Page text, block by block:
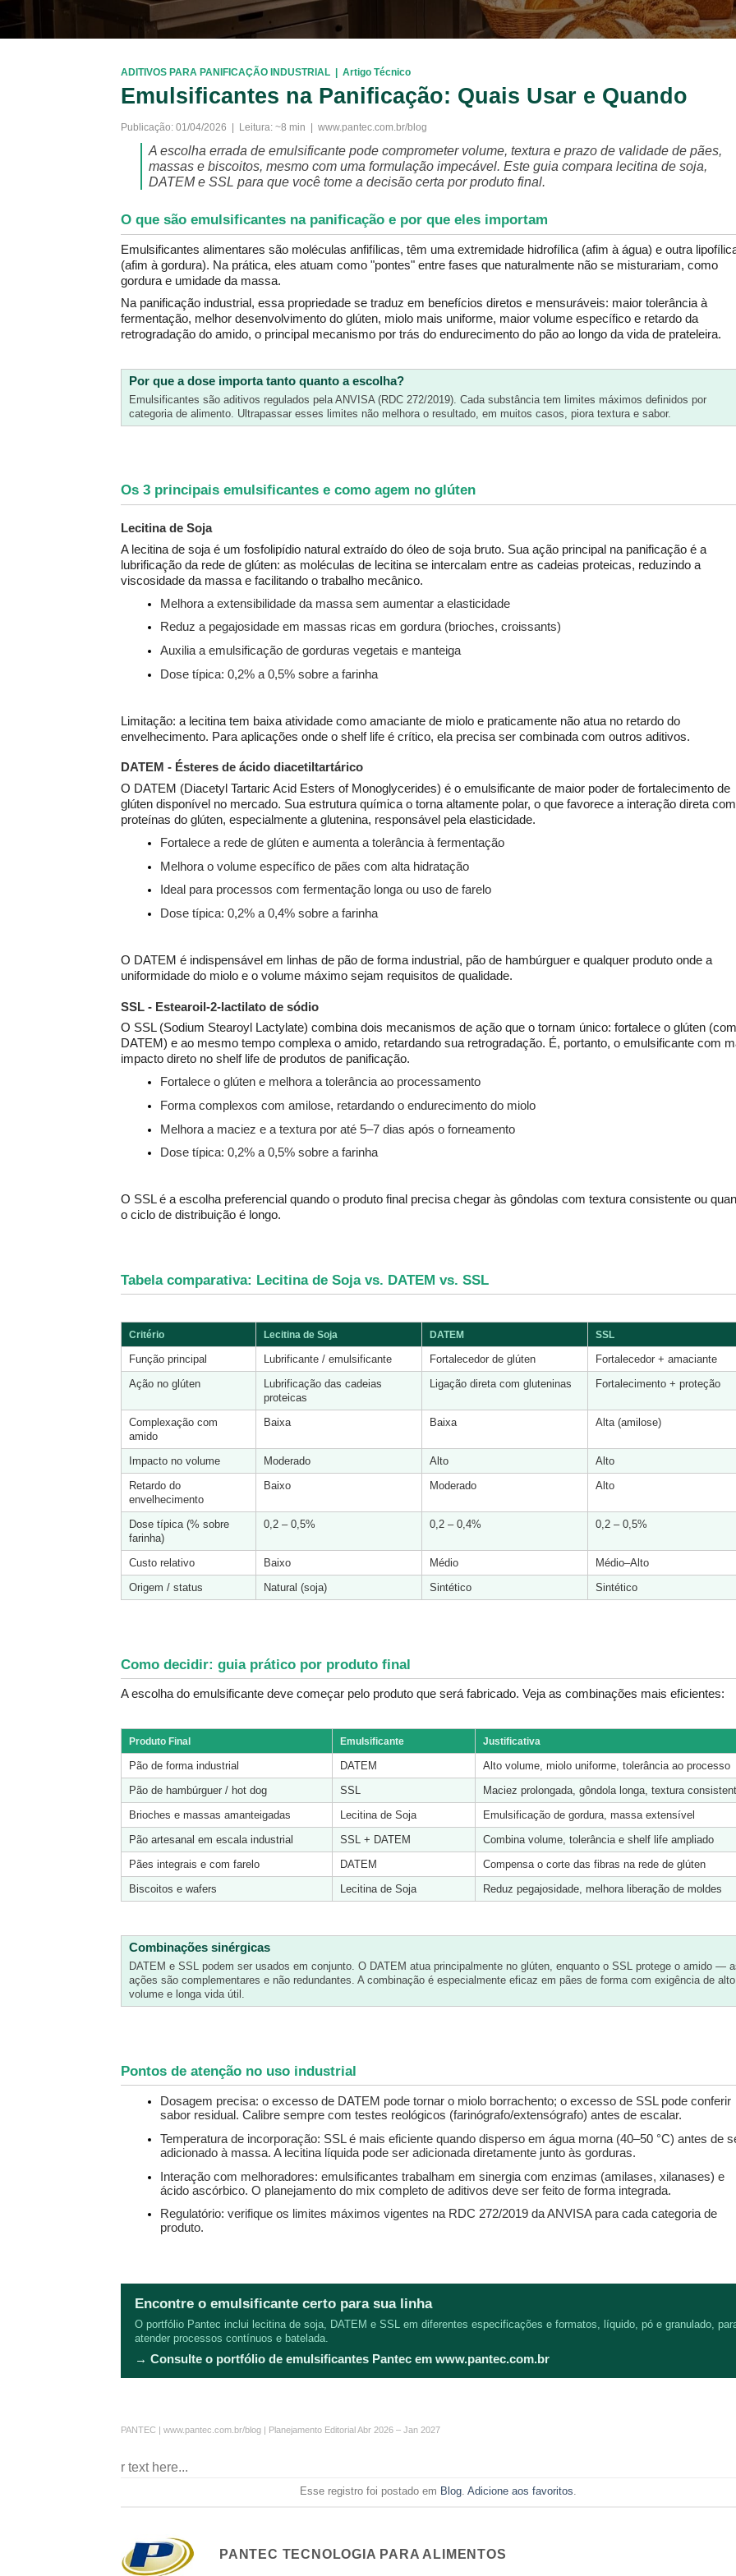
ADITIVOS PARA PANIFICAÇÃO INDUSTRIAL  |  Artigo Técnico
Emulsificantes na Panificação: Quais Usar e Quando
Publicação: 01/04/2026  |  Leitura: ~8 min  |  www.pantec.com.br/blog
A escolha errada de emulsificante pode comprometer volume, textura e prazo de validade de pães,
massas e biscoitos, mesmo com uma formulação impecável. Este guia compara lecitina de soja,
DATEM e SSL para que você tome a decisão certa por produto final.
O que são emulsificantes na panificação e por que eles importam
Emulsificantes alimentares são moléculas anfifílicas, têm uma extremidade hidrofílica (afim à água) e outra
(afim à gordura). Na prática, eles atuam como "pontes" entre fases que naturalmente não se misturariam, como
gordura e umidade da massa.
Na panificação industrial, essa propriedade se traduz em benefícios diretos e mensuráveis: maior tolerância à
fermentação, melhor desenvolvimento do glúten, miolo mais uniforme, maior volume específico e retardo da
retrogradação do amido, o principal mecanismo por trás do endurecimento do pão ao longo da vida de prateleira.
Por que a dose importa tanto quanto a escolha?
Emulsificantes são aditivos regulados pela ANVISA (RDC 272/2019). Cada substância tem limites máximos definidos por
categoria de alimento. Ultrapassar esses limites não melhora o resultado, em muitos casos, piora textura e sabor.
Os 3 principais emulsificantes e como agem no glúten
Lecitina de Soja
A lecitina de soja é um fosfolipídio natural extraído do óleo de soja bruto. Sua ação principal na panificação é a
lubrificação da rede de glúten: as moléculas de lecitina se intercalam entre as cadeias proteicas, reduzindo a
viscosidade da massa e facilitando o trabalho mecânico.
Melhora a extensibilidade da massa sem aumentar a elasticidade
Reduz a pegajosidade em massas ricas em gordura (brioches, croissants)
Auxilia a emulsificação de gorduras vegetais e manteiga
Dose típica: 0,2% a 0,5% sobre a farinha
Limitação: a lecitina tem baixa atividade como amaciante de miolo e praticamente não atua no retardo do
envelhecimento. Para aplicações onde o shelf life é crítico, ela precisa ser combinada com outros aditivos.
DATEM - Ésteres de ácido diacetiltartárico
O DATEM (Diacetyl Tartaric Acid Esters of Monoglycerides) é o emulsificante de maior poder de fortalecimento de
glúten disponível no mercado. Sua estrutura química o torna altamente polar, o que favorece a interação direta
proteínas do glúten, especialmente a glutenina, responsável pela elasticidade.
Fortalece a rede de glúten e aumenta a tolerância à fermentação
Melhora o volume específico de pães com alta hidratação
Ideal para processos com fermentação longa ou uso de farelo
Dose típica: 0,2% a 0,4% sobre a farinha
O DATEM é indispensável em linhas de pão de forma industrial, pão de hambúrguer e qualquer produto onde a
uniformidade do miolo e o volume máximo sejam requisitos de qualidade.
SSL - Estearoil-2-lactilato de sódio
O SSL (Sodium Stearoyl Lactylate) combina dois mecanismos de ação que o tornam único: fortalece o glúten
DATEM) e ao mesmo tempo complexa o amido, retardando sua retrogradação. É, portanto, o emulsificante com
impacto direto no shelf life de produtos de panificação.
Fortalece o glúten e melhora a tolerância ao processamento
Forma complexos com amilose, retardando o endurecimento do miolo
Melhora a maciez e a textura por até 5–7 dias após o forneamento
Dose típica: 0,2% a 0,5% sobre a farinha
O SSL é a escolha preferencial quando o produto final precisa chegar às gôndolas com textura consistente ou
o ciclo de distribuição é longo.
Tabela comparativa: Lecitina de Soja vs. DATEM vs. SSL
Critério Lecitina de Soja DATEM SSL
Função principal Lubrificante / emulsificante Fortalecedor de glúten
Fortalecedor + amaciante
Ação no glúten
Lubrificação das cadeias
proteicas
Ligação direta com gluteninas Fortalecimento + proteção
Complexação com
amido
Baixa Baixa Alta (amilose)
Impacto no volume Moderado Alto
Alto
Retardo do
envelhecimento
Baixo Moderado Alto
Dose típica (% sobre
farinha)
0,2 – 0,5% 0,2 – 0,4% 0,2 – 0,5%
Custo relativo Baixo Médio
Médio–Alto
Origem / status
Natural (soja) Sintético Sintético
Como decidir: guia prático por produto final
A escolha do emulsificante deve começar pelo produto que será fabricado. Veja as combinações mais eficientes:
Produto Final Emulsificante Justificativa
Pão de forma industrial DATEM
Alto volume, miolo uniforme, tolerância ao processo
Pão de hambúrguer / hot dog
SSL
Maciez prolongada, gôndola longa, textura
Brioches e massas amanteigadas
Lecitina de Soja
Emulsificação de gordura, massa extensível
Pão artesanal em escala industrial
SSL + DATEM
Combina volume, tolerância e shelf life ampliado
Pães integrais e com farelo
DATEM
Compensa o corte das fibras na rede de glúten
Biscoitos e wafers
Lecitina de Soja Reduz pegajosidade, melhora liberação de moldes
Combinações sinérgicas
DATEM e SSL podem ser usados em conjunto. O DATEM atua principalmente no glúten, enquanto o SSL protege o amido —
ações são complementares e não redundantes. A combinação é especialmente eficaz em pães de forma com exigência de alto
volume e longa vida útil.
Pontos de atenção no uso industrial
Dosagem precisa: o excesso de DATEM pode tornar o miolo borrachento; o excesso de SSL pode conferir
sabor residual. Calibre sempre com testes reológicos (farinógrafo/extensógrafo) antes de escalar.
Temperatura de incorporação: SSL é mais eficiente quando disperso em água morna (40–50 °C) antes de
adicionado à massa. A lecitina líquida pode ser adicionada diretamente junto às gorduras.
Interação com melhoradores: emulsificantes trabalham em sinergia com enzimas (amilases, xilanases) e
ácido ascórbico. O planejamento do mix completo de aditivos deve ser feito de forma integrada.
Regulatório: verifique os limites máximos vigentes na RDC 272/2019 da ANVISA para cada categoria de
produto.
Encontre o emulsificante certo para sua linha
O portfólio Pantec inclui lecitina de soja, DATEM e SSL em diferentes especificações e formatos, líquido, pó e granulado,
atender processos contínuos e batelada.
→ Consulte o portfólio de emulsificantes Pantec em www.pantec.com.br
PANTEC | www.pantec.com.br/blog | Planejamento Editorial Abr 2026 – Jan 2027
r text here...
Esse registro foi postado em Blog. Adicione aos favoritos.
PANTEC TECNOLOGIA PARA ALIMENTOS